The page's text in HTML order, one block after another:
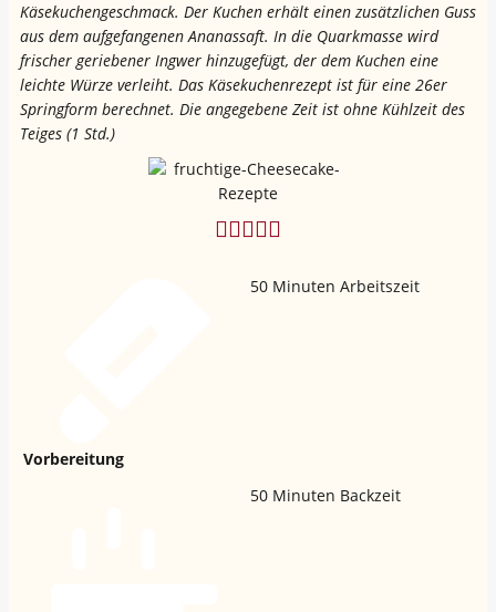
Käsekuchengeschmack. Der Kuchen erhält einen zusätzlichen Guss
aus dem aufgefangenen Ananassaft. In die Quarkmasse wird
frischer geriebener Ingwer hinzugefügt, der dem Kuchen eine
leichte Würze verleiht. Das Käsekuchenrezept ist für eine 26er
Springform berechnet. Die angegebene Zeit ist ohne Kühlzeit des
Teiges (1 Std.)
Vorbereitung
50 Minuten Arbeitszeit
50 Minuten Backzeit